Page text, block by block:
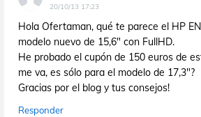
20/10/13 17:23
Hola Ofertaman, qué te parece el HP
modelo nuevo de 15,6" con FullHD.
He probado el cupón de 150 euros de
me va, es sólo para el modelo de 17,3"?
Gracias por el blog y tus consejos!
Responder